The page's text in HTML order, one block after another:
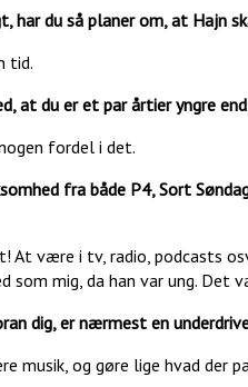
har du så planer om, at Hajn
tid.
at du er et par årtier yngre
fordel i det.
fra både P4, Sort
være i tv, radio, podcasts
som mig, da han var ung.
dig, er nærmest en
musik, og gøre lige hvad der